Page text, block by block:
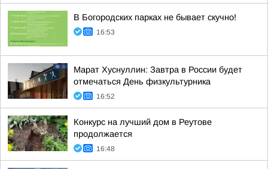
В Богородских парках не бывает скучно!
16:53
Марат Хуснуллин: Завтра в России будет
отмечаться День физкультурника
16:52
Конкурс на лучший дом в Реутове
продолжается
16:48